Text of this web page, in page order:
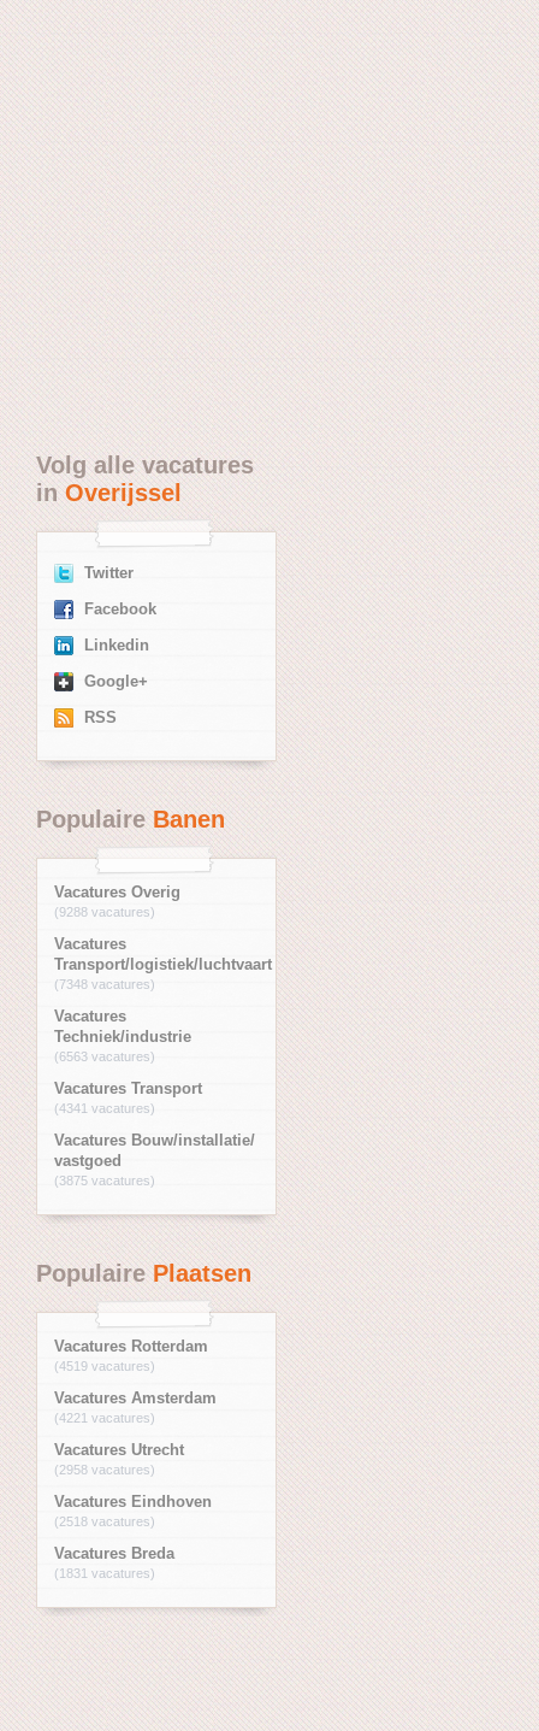
Volg alle vacatures
inOverijssel
Twitter
Facebook
Linkedin
Google+
RSS
PopulaireBanen
Vacatures Overig
(9288 vacatures)
Vacatures
Transport/logistiek/luchtvaart
(7348 vacatures)
Vacatures
Techniek/industrie
(6563 vacatures)
Vacatures Transport
(4341 vacatures)
Vacatures Bouw/installatie/
vastgoed
(3875 vacatures)
PopulairePlaatsen
Vacatures Rotterdam
(4519 vacatures)
Vacatures Amsterdam
(4221 vacatures)
Vacatures Utrecht
(2958 vacatures)
Vacatures Eindhoven
(2518 vacatures)
Vacatures Breda
(1831 vacatures)